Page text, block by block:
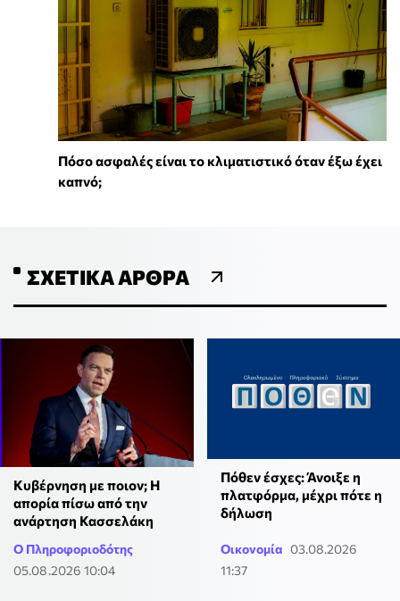
Πόσο ασφαλές είναι το κλιματιστικό όταν έξω έχει
καπνό;
ΣΧΕΤΙΚΆ ΆΡΘΡΑ
Κυβέρνηση με ποιον; Η
απορία πίσω από την
ανάρτηση Κασσελάκη
Ο Πληροφοριοδότης
05.08.2026 10:04
Πόθεν έσχες: Άνοιξε η
πλατφόρμα, μέχρι πότε η
δήλωση
Οικονομία 03.08.2026
11:37